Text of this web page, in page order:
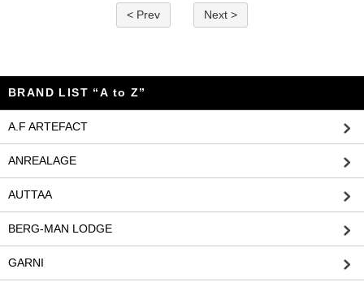
< Prev Next >
BRAND LIST “A to Z”
A.F ARTEFACT
ANREALAGE
AUTTAA
BERG-MAN LODGE
GARNI